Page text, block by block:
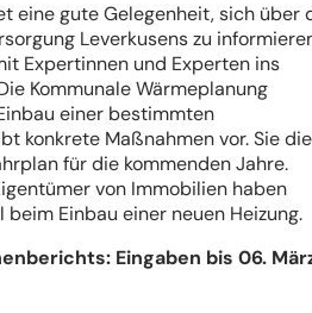
eine gute Gelegenheit, sich über
Leverkusens zu
Expertinnen und Experten ins
Kommunale Wärmeplanung
einer bestimmten
konkrete Maßnahmen vor. Sie
für die kommenden Jahre.
von Immobilien haben
Einbau einer neuen Heizung.
Eingaben bis 06.